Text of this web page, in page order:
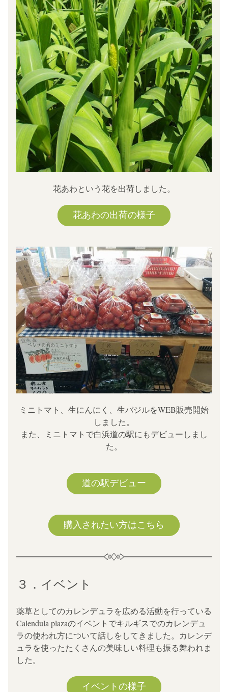
花あわという花を出荷しました。
花あわの出荷の様子
ミニトマト、生にんにく、生バジルをWEB販売開始
しました。
また、ミニトマトで白浜道の駅にもデビューしまし
た。
道の駅デビュー
購入されたい方はこちら
３．イベント
薬草としてのカレンデュラを広める活動を行っている
Calendula plazaのイベントでキルギスでのカレンデュ
ラの使われ方について話しをしてきました。カレンデ
ュラを使ったたくさんの美味しい料理も振る舞われま
した。
イベントの様子